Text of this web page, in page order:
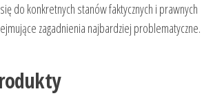
do konkretnych stanów faktycznych i prawnych
zagadnienia najbardziej problematyczne.